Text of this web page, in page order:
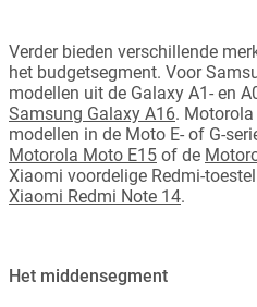
Verder bieden verschillende
het budgetsegment. Voor
modellen uit de Galaxy A1- en
Samsung Galaxy A16.
modellen in de Moto E- of G-
Motorola Moto E15 of de
Xiaomi voordelige Redmi-
Xiaomi Redmi Note 14.
Het middensegment